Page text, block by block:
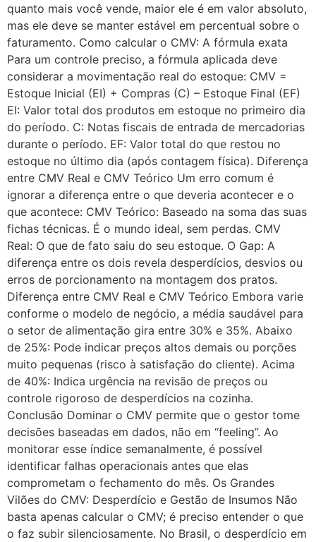
quanto mais você vende, maior ele é em valor absoluto,
mas ele deve se manter estável em percentual sobre o
faturamento. Como calcular o CMV: A fórmula exata
Para um controle preciso, a fórmula aplicada deve
considerar a movimentação real do estoque: CMV =
Estoque Inicial (EI) + Compras (C) – Estoque Final (EF)
EI: Valor total dos produtos em estoque no primeiro dia
do período. C: Notas fiscais de entrada de mercadorias
durante o período. EF: Valor total do que restou no
estoque no último dia (após contagem física). Diferença
entre CMV Real e CMV Teórico Um erro comum é
ignorar a diferença entre o que deveria acontecer e o
que acontece: CMV Teórico: Baseado na soma das suas
fichas técnicas. É o mundo ideal, sem perdas. CMV
Real: O que de fato saiu do seu estoque. O Gap: A
diferença entre os dois revela desperdícios, desvios ou
erros de porcionamento na montagem dos pratos.
Diferença entre CMV Real e CMV Teórico Embora varie
conforme o modelo de negócio, a média saudável para
o setor de alimentação gira entre 30% e 35%. Abaixo
de 25%: Pode indicar preços altos demais ou porções
muito pequenas (risco à satisfação do cliente). Acima
de 40%: Indica urgência na revisão de preços ou
controle rigoroso de desperdícios na cozinha.
Conclusão Dominar o CMV permite que o gestor tome
decisões baseadas em dados, não em “feeling”. Ao
monitorar esse índice semanalmente, é possível
identificar falhas operacionais antes que elas
comprometam o fechamento do mês. Os Grandes
Vilões do CMV: Desperdício e Gestão de Insumos Não
basta apenas calcular o CMV; é preciso entender o que
o faz subir silenciosamente. No Brasil, o desperdício em